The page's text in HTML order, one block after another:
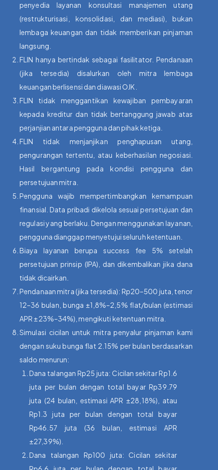
penyedia layanan konsultasi manajemen utang
(restrukturisasi, konsolidasi, dan mediasi), bukan
lembaga keuangan dan tidak memberikan pinjaman
langsung.
FLIN hanya bertindak sebagai fasilitator. Pendanaan
(jika tersedia) disalurkan oleh mitra lembaga
keuangan berlisensi dan diawasi OJK.
FLIN tidak menggantikan kewajiban pembayaran
kepada kreditur dan tidak bertanggung jawab atas
perjanjian antara pengguna dan pihak ketiga.
FLIN tidak menjanjikan penghapusan utang,
pengurangan tertentu, atau keberhasilan negosiasi.
Hasil bergantung pada kondisi pengguna dan
persetujuan mitra.
Pengguna wajib mempertimbangkan kemampuan
finansial. Data pribadi dikelola sesuai persetujuan dan
regulasi yang berlaku. Dengan menggunakan layanan,
pengguna dianggap menyetujui seluruh ketentuan.
Biaya layanan berupa success fee 5% setelah
persetujuan prinsip (IPA), dan dikembalikan jika dana
tidak dicairkan.
Pendanaan mitra (jika tersedia): Rp20–500 juta, tenor
12–36 bulan, bunga ±1,8%–2,5% flat/bulan (estimasi
APR ±23%–34%), mengikuti ketentuan mitra.
Simulasi cicilan untuk mitra penyalur pinjaman kami
dengan suku bunga flat 2.15% per bulan berdasarkan
saldo menurun:
Dana talangan Rp25 juta: Cicilan sekitar Rp1.6
juta per bulan dengan total bayar Rp39.79
juta (24 bulan, estimasi APR ±28,18%), atau
Rp1.3 juta per bulan dengan total bayar
Rp46.57 juta (36 bulan, estimasi APR
±27,39%).
Dana talangan Rp100 juta: Cicilan sekitar